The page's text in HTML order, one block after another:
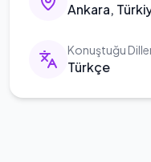
Ankara,
Konuştuğu
Türkçe